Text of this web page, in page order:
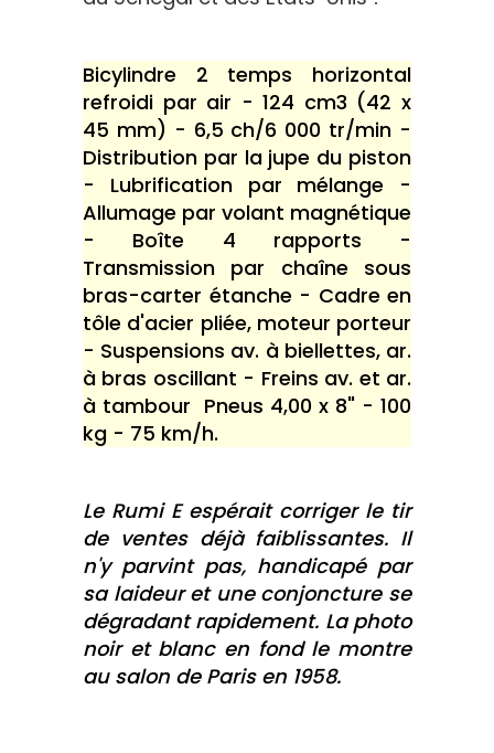
Bicylindre 2 temps horizontal
refroidi par air - 124 cm3 (42 x
45 mm) - 6,5 ch/6 000 tr/min -
Distribution par la jupe du piston
- Lubrification par mélange -
Allumage par volant magnétique
- Boîte 4 rapports -
Transmission par chaîne sous
bras-carter étanche - Cadre en
tôle d'acier pliée, moteur porteur
- Suspensions av. à biellettes, ar.
à bras oscillant - Freins av. et ar.
à tambour  Pneus 4,00 x 8" - 100
kg - 75 km/h.
Le Rumi E espérait corriger le tir
de ventes déjà faiblissantes. Il
n'y parvint pas, handicapé par
sa laideur et une conjoncture se
dégradant rapidement. La photo
noir et blanc en fond le montre
au salon de Paris en 1958.